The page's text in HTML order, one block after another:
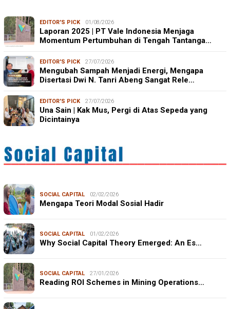
EDITOR'S PICK 01/08/2026
Laporan 2025 | PT Vale Indonesia Menjaga
Momentum Pertumbuhan di Tengah Tantanga…
EDITOR'S PICK 27/07/2026
Mengubah Sampah Menjadi Energi, Mengapa
Disertasi Dwi N. Tanri Abeng Sangat Rele…
EDITOR'S PICK 27/07/2026
Una Sain | Kak Mus, Pergi di Atas Sepeda yang
Dicintainya
SOCIAL CAPITAL 02/02/2026
Mengapa Teori Modal Sosial Hadir
SOCIAL CAPITAL 01/02/2026
Why Social Capital Theory Emerged: An Es…
SOCIAL CAPITAL 27/01/2026
Reading ROI Schemes in Mining Operations…